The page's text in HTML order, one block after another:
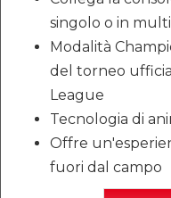
singolo o in
Modalità
del torneo
League
Tecnologia di
Offre
fuori dal campo